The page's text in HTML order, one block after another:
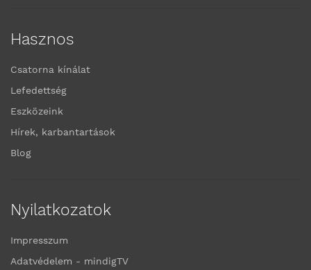
Hasznos
Csatorna kínálat
Lefedettség
Eszközeink
Hírek, karbantartások
Blog
Nyilatkozatok
Impresszum
Adatvédelem - mindigTV